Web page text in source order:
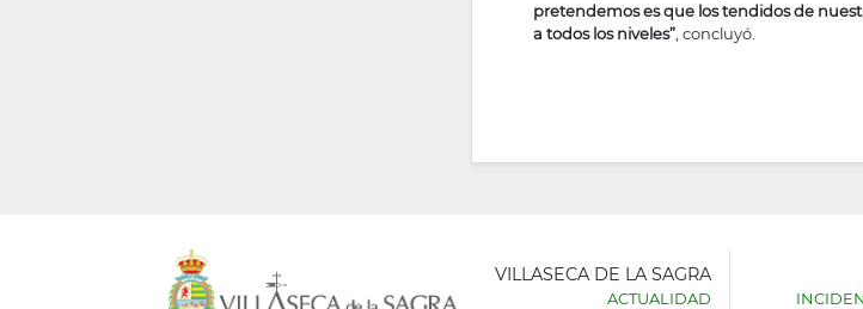
pretendemos es que los tendidos de
a todos los niveles” , concluyó.
VILLASECA DE LA SAGRA
ACTUALIDAD